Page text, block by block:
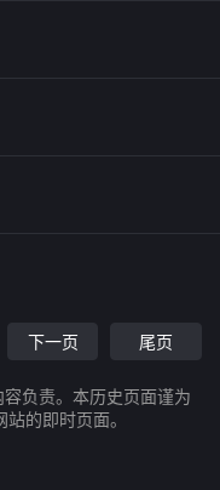
下一页 尾页
负责。本历史页面谨为
的即时页面。